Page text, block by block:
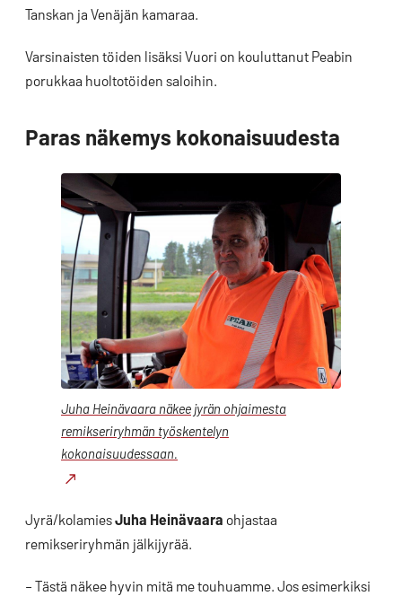
Tanskan ja Venäjän kamaraa.
Varsinaisten töiden lisäksi Vuori on kouluttanut Peabin
porukkaa huoltotöiden saloihin.
Paras näkemys kokonaisuudesta
Juha Heinävaara näkee jyrän ohjaimesta
remikseriryhmän työskentelyn
kokonaisuudessaan.
Jyrä/kolamiesJuha Heinävaara ohjastaa
remikseriryhmän jälkijyrää.
– Tästä näkee hyvin mitä me touhuamme. Jos esimerkiksi